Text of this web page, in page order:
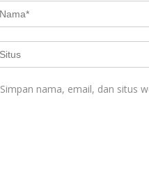
Simpan nama, email, dan situs